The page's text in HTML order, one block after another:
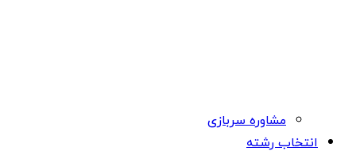
مشاوره سربازی
انتخاب رشته